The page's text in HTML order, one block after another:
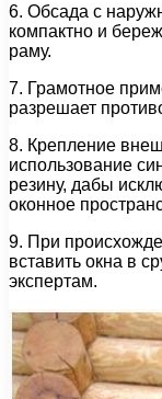
6. Обсада с
компактно и
раму.
7. Грамотное
разрешает
8. Крепление
использование
резину, дабы
оконное
9. При
вставить окна в
экспертам.